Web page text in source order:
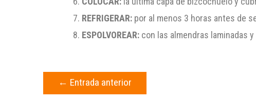
7. REFRIGERAR: por al menos 3 horas antes de
8. ESPOLVOREAR: con las almendras laminadas
← Entrada anterior